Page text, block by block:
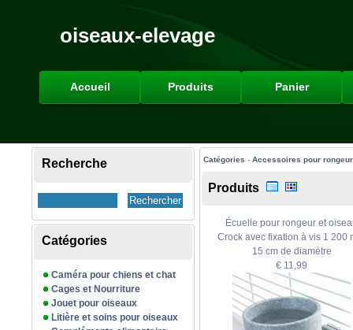
oiseaux-elevage
Accueil Produits Panier
Recherche
Catégories
Caméra pour chiens et chat
Cages et Nourriture
Jouet pour oiseaux
Litière et soins pour oiseaux
Catégories - Accessoires pour rongeur
Produits
Écuelle pour rongeur et
Crock avec fixation à vis 1 200
15 cm de diamètre
€ 11,99